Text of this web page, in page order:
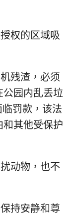
权的区域吸
残渣，必须
园内乱丢垃
罚款，该法
其他受保护
动物，也不
持安静和尊